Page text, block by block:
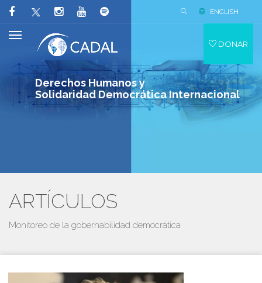
Derechos Humanos y
Solidaridad Democrática Internacional
ENGLISH
DONAR
ARTÍCULOS
Monitoreo de la gobernabilidad democrática